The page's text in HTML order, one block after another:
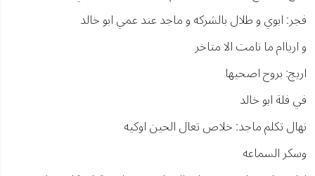
فجر: ابوي و طلال بالشركه و ماجد عند عمي ابو خالد
و ارياام ما نامت الا متاخر
اريج: بروح اصحيها
في فلة ابو خالد
نهال تكلم ماجد: خلاص تعال الحين اوكيه
وسكر السماعه